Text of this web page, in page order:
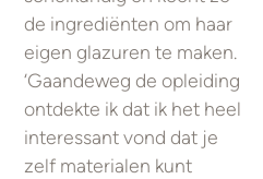
de ingrediënten om haar
eigen glazuren te maken.
‘Gaandeweg de opleiding
ontdekte ik dat ik het heel
interessant vond dat je
zelf materialen kunt